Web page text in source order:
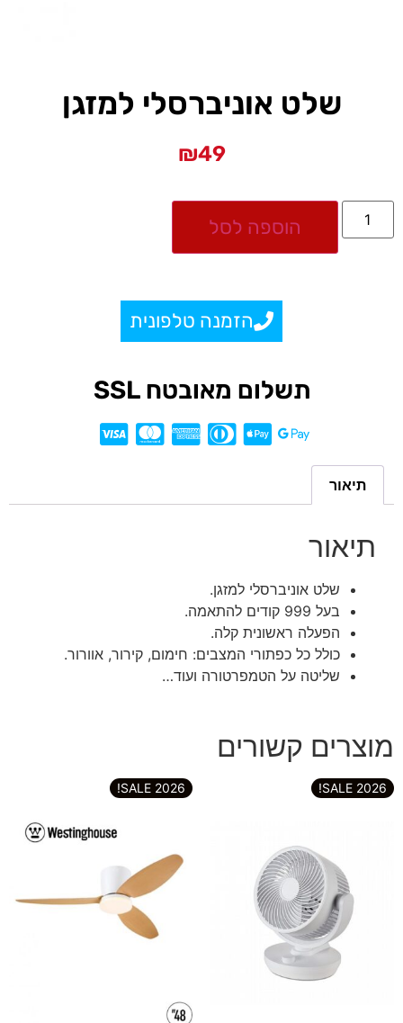
שלט אוניברסלי למזגן
₪49
הוספה לסל
הזמנה טלפונית
תשלום מאובטח SSL
תיאור
תיאור
שלט אוניברסלי למזגן.
בעל 999 קודים להתאמה.
הפעלה ראשונית קלה.
כולל כל כפתורי המצבים: חימום, קירור, אוורור.
שליטה על הטמפרטורה ועוד…
מוצרים קשורים
2026 SALE!
2026 SALE!